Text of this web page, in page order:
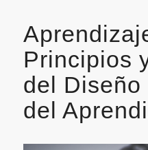
Principios
del Diseño
del